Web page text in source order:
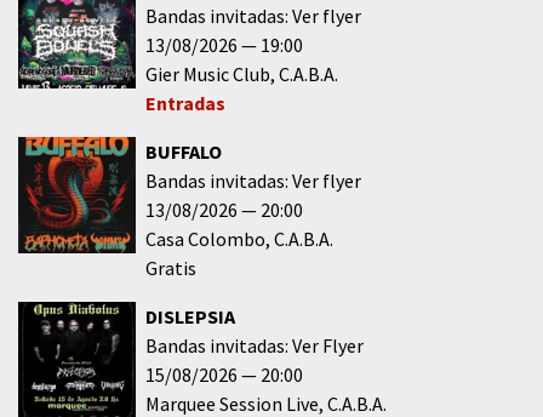
Bandas invitadas: Ver flyer
13/08/2026
19:00
Gier Music Club C.A.B.A.
Entradas
BUFFALO
Bandas invitadas: Ver flyer
13/08/2026
20:00
Casa Colombo C.A.B.A.
Gratis
DISLEPSIA
Bandas invitadas: Ver Flyer
15/08/2026
20:00
Marquee Session Live C.A.B.A.